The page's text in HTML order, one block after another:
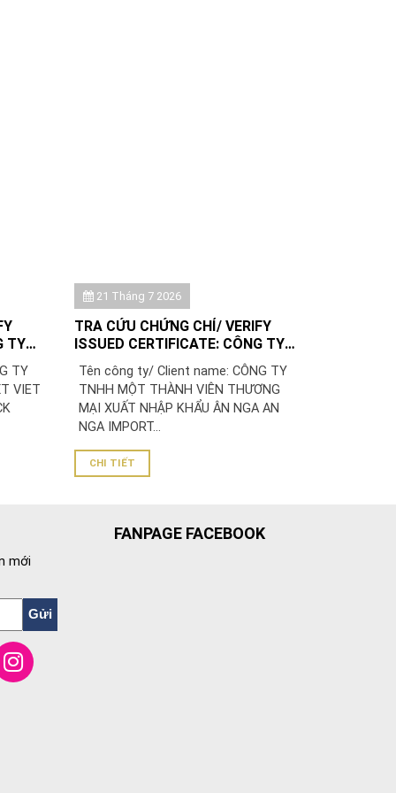
TY
TY
VIET
21 Tháng 7 2026
TRA CỨU CHỨNG CHỈ/ VERIFY
ISSUED CERTIFICATE: CÔNG TY
TNHH MỘT THÀNH VIÊN THƯƠNG
MẠI XUẤT NHẬP KHẨU ÂN NGA
Tên công ty/ Client name: CÔNG TY
TNHH MỘT THÀNH VIÊN THƯƠNG
MẠI XUẤT NHẬP KHẨU ÂN NGA AN
NGA IMPORT...
CHI TIẾT
mới
FANPAGE FACEBOOK